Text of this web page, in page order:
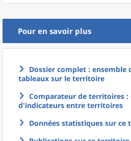
Pour en savoir plus
Dossier complet : ensemble
tableaux sur le territoire
Comparateur de territoires :
d'indicateurs entre territoires
Données statistiques sur ce